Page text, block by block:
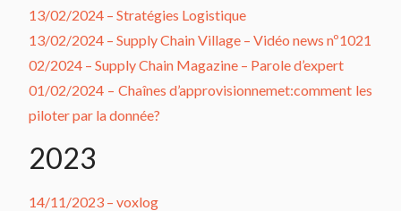
13/02/2024 – Stratégies Logistique
13/02/2024 – Supply Chain Village – Vidéo news nº1021
02/2024 – Supply Chain Magazine – Parole d’expert
01/02/2024 – Chaînes d’approvisionnemet:comment les
piloter par la donnée?
2023
14/11/2023 – voxlog